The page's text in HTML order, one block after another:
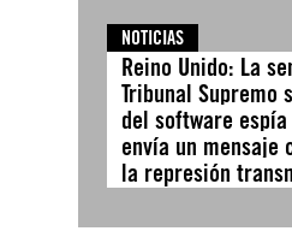
NOTICIAS
Reino Unido: La
Tribunal Supremo
del software
envía un mensaje
la represión